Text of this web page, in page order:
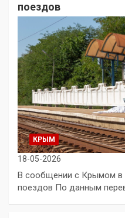
поездов
КРЫМ
18-05-2026
В сообщении с Крымом в
поездов По данным